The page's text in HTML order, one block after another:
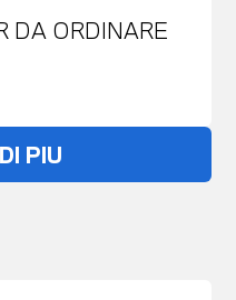
DA ORDINARE
PIU
che cerchi?